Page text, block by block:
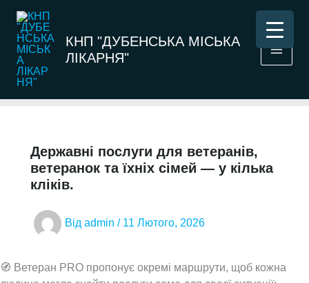
вмісту
КНП "ДУБЕНСЬКА МІСЬКА
ЛІКАРНЯ"
Державні послуги для ветеранів,
ветеранок та їхніх сімей — у кілька
кліків.
Від admin / 11 Лютого, 2026
🧭 Ветеран PRO пропонує окремі маршрути, щоб кожна